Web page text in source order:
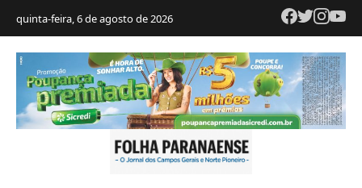
quinta-feira, 6 de agosto de 2026